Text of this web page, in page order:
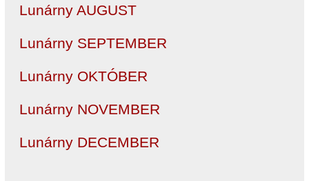
Lunárny AUGUST
Lunárny SEPTEMBER
Lunárny OKTÓBER
Lunárny NOVEMBER
Lunárny DECEMBER